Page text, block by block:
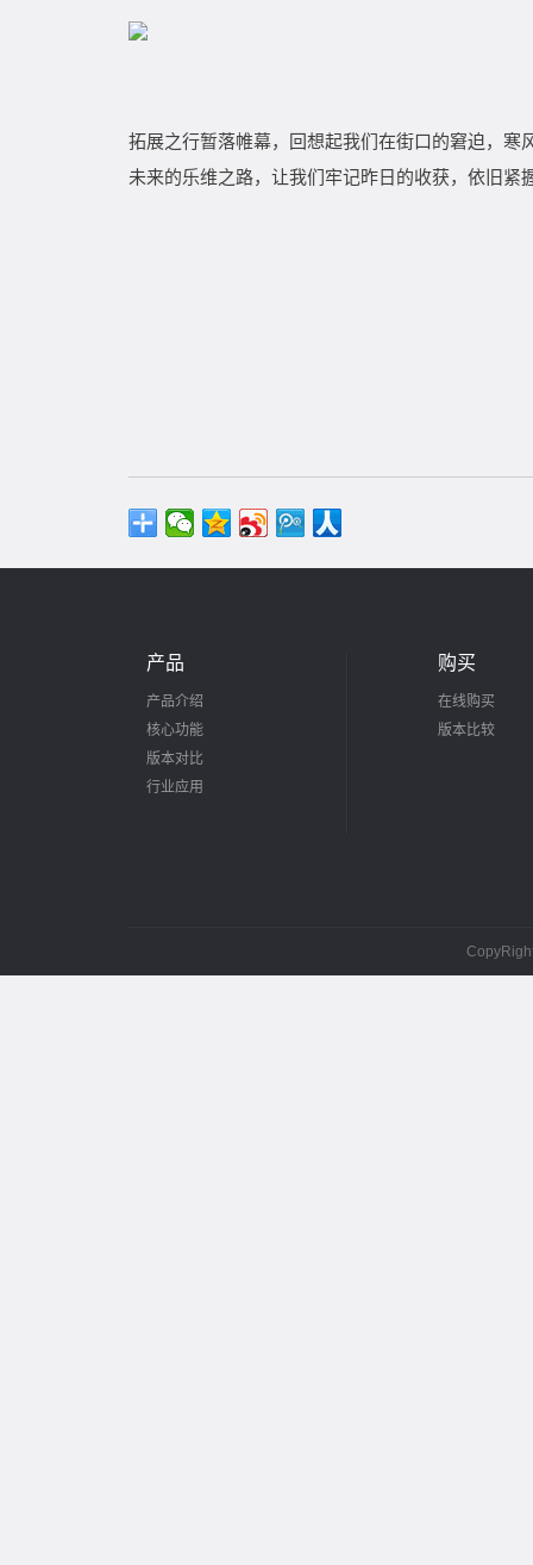
拓展之行暂落帷幕，回想起我们在街口的窘迫，
未来的乐维之路，让我们牢记昨日的收获，依旧紧
产品
产品介绍
核心功能
版本对比
行业应用
购买
在线购买
版本比较